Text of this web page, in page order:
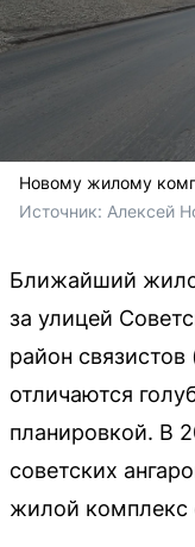
Новому жилому
Источник: Алексей
Ближайший
за улицей
район
отличаются
планировкой. В
советских
жилой комплекс